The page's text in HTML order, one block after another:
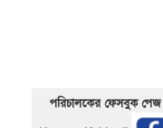
পরিচালকের ফেসবুক পেজ